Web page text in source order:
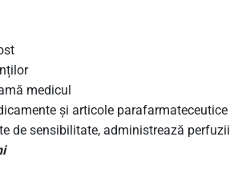
medicul
și articole parafarmateceutice
de sensibilitate, administrează perfuzii